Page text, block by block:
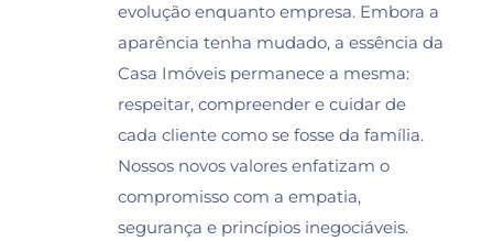
evolução enquanto empresa. Embora a
aparência tenha mudado, a essência da
Casa Imóveis permanece a mesma:
respeitar, compreender e cuidar de
cada cliente como se fosse da família.
Nossos novos valores enfatizam o
compromisso com a empatia,
segurança e princípios inegociáveis.